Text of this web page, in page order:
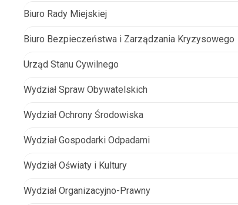
Biuro Rady Miejskiej
Biuro Bezpieczeństwa i Zarządzania Kryzysowego
Urząd Stanu Cywilnego
Wydział Spraw Obywatelskich
Wydział Ochrony Środowiska
Wydział Gospodarki Odpadami
Wydział Oświaty i Kultury
Wydział Organizacyjno-Prawny